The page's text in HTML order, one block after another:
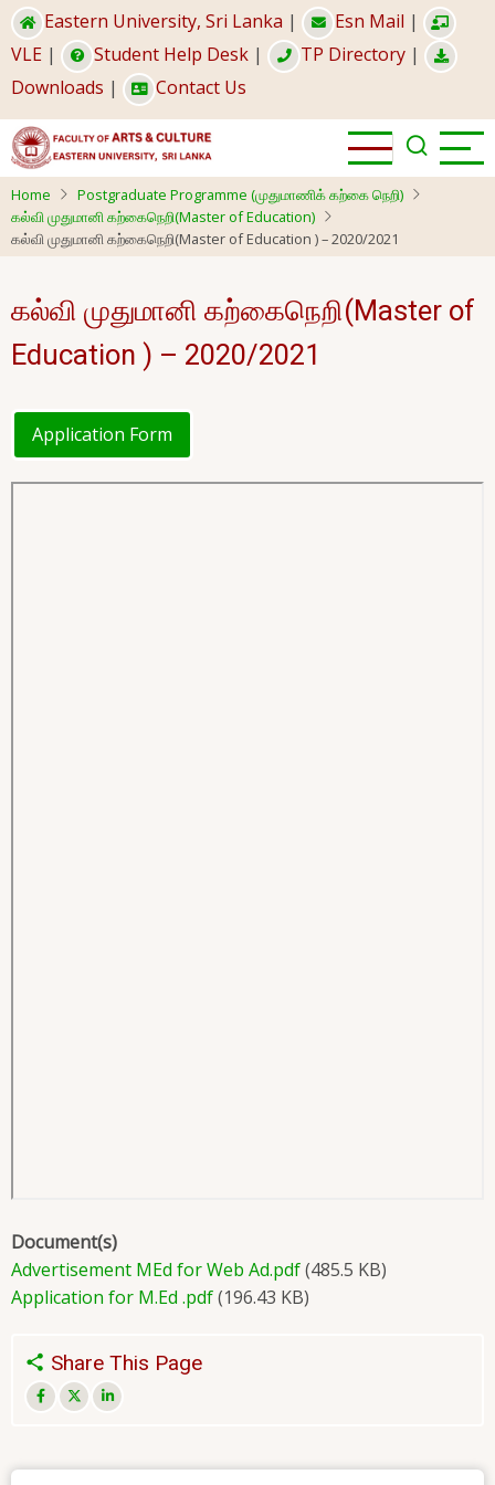
Skip
to
main
content
Eastern University, Sri Lanka | Esn Mail |
VLE | Student Help Desk | TP Directory |
Downloads | Contact Us
Home
Postgraduate Programme (முதுமாணிக் கற்கை நெறி)
கல்வி முதுமானி கற்கைநெறி(Master of Education)
கல்வி முதுமானி கற்கைநெறி(Master of Education ) – 2020/2021
கல்வி முதுமானி கற்கைநெறி(Master of
Education ) – 2020/2021
Application Form
Document(s)
Advertisement MEd for Web Ad.pdf(485.5 KB)
Application for M.Ed .pdf(196.43 KB)
Share This Page